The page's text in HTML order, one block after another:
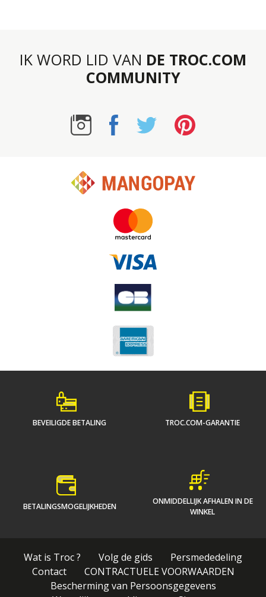
IK WORD LID VAN DE TROC.COM
COMMUNITY
BEVEILIGDE BETALING TROC.COM-GARANTIE
BETALINGSMOGELIJKHEDEN
ONMIDDELLIJK AFHALEN IN DE
WINKEL
Wat is Troc ? Volg de gids
Persmededeling
Contact
CONTRACTUELE VOORWAARDEN
Bescherming van Persoonsgegevens